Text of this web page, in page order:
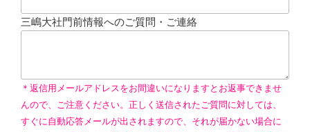
三嶋大社門前情報へのご質問・ご連絡
＊返信用メールアドレスをお間違いになりますとお返事できませ
んので、ご注意ください。正しく送信されたご質問に対しては、
すぐに自動応答メールが出されますので、それが届かない場合に